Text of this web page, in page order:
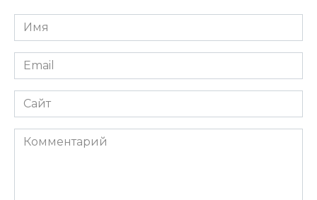
Имя
*
Email
*
Сайт
Комментарий